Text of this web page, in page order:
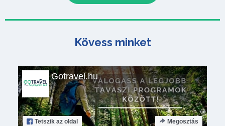
Kövess minket
Gotravel.hu
Tetszik az oldal Megosztás